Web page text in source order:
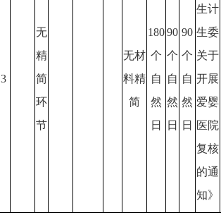
3
无
精
简
环
节
无材
料精
简
180
个
自
然
日
90
个
自
然
日
90
个
自
然
日
生计
生委
关于
开展
爱婴
医院
复核
的通
知》